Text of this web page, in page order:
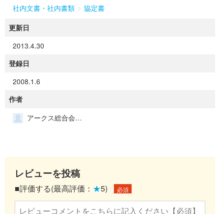
社内文書・社内書類 > 協定書
更新日
2013.4.30
登録日
2008.1.6
作者
アークス総合会計事務所
レビューを投稿
■評価する(最高評価： ★5) 必須